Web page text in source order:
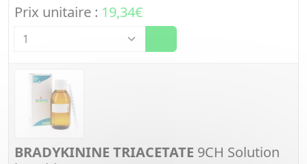
Prix unitaire : 19,34€
BRADYKININE TRIACETATE 9CH Solution